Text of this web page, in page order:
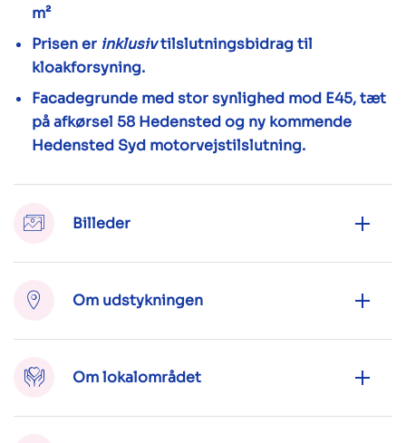
m²
Prisen er inklusivtilslutningsbidrag til
kloakforsyning.
Facadegrunde med stor synlighed mod E45, tæt
på afkørsel 58 Hedensted og ny kommende
Hedensted Syd motorvejstilslutning.
Billeder
Om udstykningen
Om lokalområdet